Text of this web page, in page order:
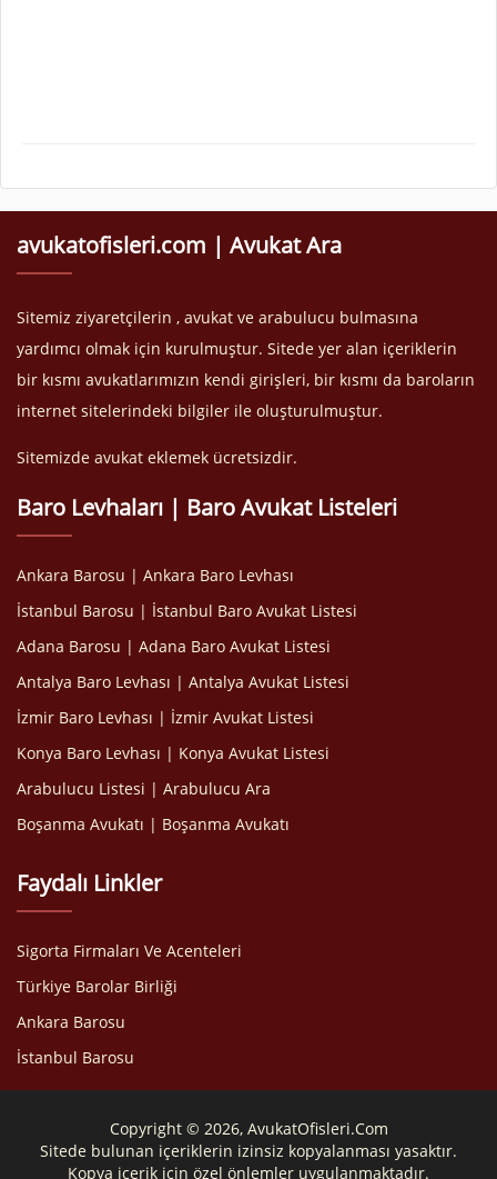
avukatofisleri.com | Avukat Ara
Sitemiz ziyaretçilerin , avukat ve arabulucu bulmasına
yardımcı olmak için kurulmuştur. Sitede yer alan içeriklerin
bir kısmı avukatlarımızın kendi girişleri, bir kısmı da baroların
internet sitelerindeki bilgiler ile oluşturulmuştur.
Sitemizde avukat eklemek ücretsizdir.
Baro Levhaları | Baro Avukat Listeleri
Ankara Barosu | Ankara Baro Levhası
İstanbul Barosu | İstanbul Baro Avukat Listesi
Adana Barosu | Adana Baro Avukat Listesi
Antalya Baro Levhası | Antalya Avukat Listesi
İzmir Baro Levhası | İzmir Avukat Listesi
Konya Baro Levhası | Konya Avukat Listesi
Arabulucu Listesi | Arabulucu Ara
Boşanma Avukatı | Boşanma Avukatı
Faydalı Linkler
Sigorta Firmaları Ve Acenteleri
Türkiye Barolar Birliği
Ankara Barosu
İstanbul Barosu
Copyright © 2026, AvukatOfisleri.Com
Sitede bulunan içeriklerin izinsiz kopyalanması yasaktır.
Kopya içerik için özel önlemler uygulanmaktadır.